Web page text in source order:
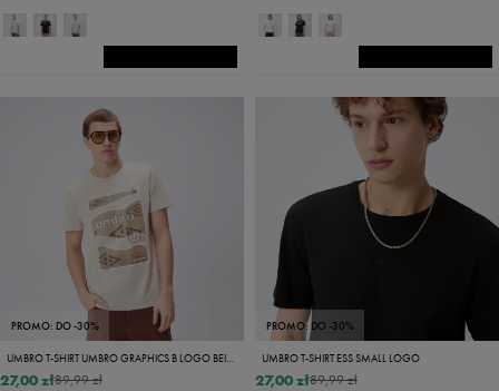
PROMO: DO -30%
UMBRO T-SHIRT UMBRO GRAPHICS B LOGO BEIGE
89,99 zł
27,00 zł
PROMO: DO -30%
UMBRO T-SHIRT ESS SMALL LOGO
89,99 zł
27,00 zł